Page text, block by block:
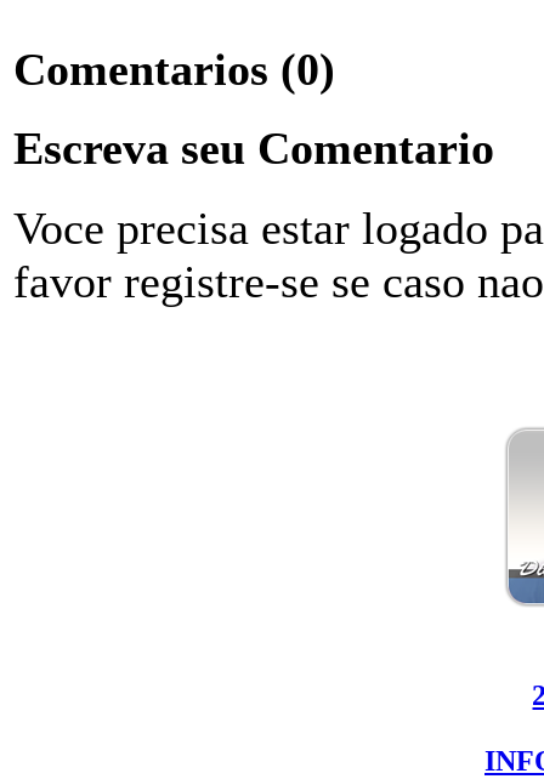
Comentarios (0)
Escreva seu Comentario
Voce precisa estar logado
favor registre-se se caso